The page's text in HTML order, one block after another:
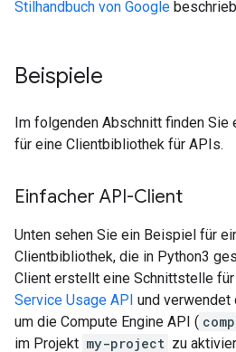
Stilhandbuch von Google
Beispiele
Im folgenden Abschnitt finden
für eine Clientbibliothek für APIs.
Einfacher API-Client
Unten sehen Sie ein Beispiel für
Clientbibliothek, die in Python3
Client erstellt eine Schnittstelle
Service Usage API und verwendet
um die Compute Engine API (
im Projekt my-project zu